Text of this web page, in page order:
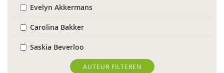
Evelyn Akkermans
Carolina Bakker
Saskia Beverloo
Marieke BoelhouwerAUTEUR FILTEREN